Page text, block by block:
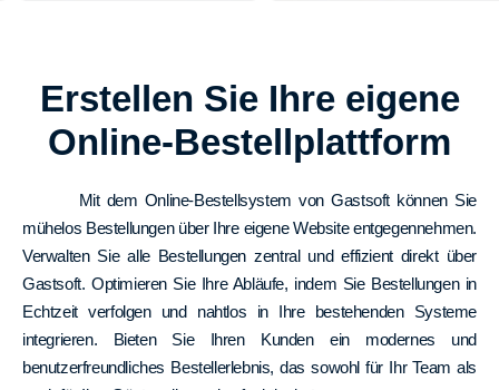
Erstellen Sie Ihre eigene
Online-Bestellplattform
Mit dem Online-Bestellsystem von Gastsoft können Sie
mühelos Bestellungen über Ihre eigene Website entgegennehmen.
Verwalten Sie alle Bestellungen zentral und effizient direkt über
Gastsoft. Optimieren Sie Ihre Abläufe, indem Sie Bestellungen in
Echtzeit verfolgen und nahtlos in Ihre bestehenden Systeme
integrieren. Bieten Sie Ihren Kunden ein modernes und
benutzerfreundliches Bestellerlebnis, das sowohl für Ihr Team als